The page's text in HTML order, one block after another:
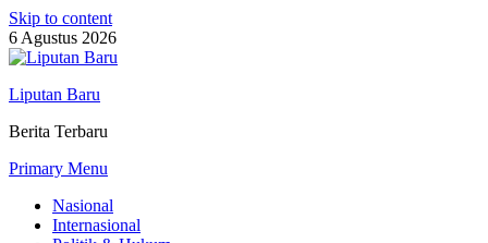
Skip to content
6 Agustus 2026
Liputan Baru
Berita Terbaru
Primary Menu
Nasional
Internasional